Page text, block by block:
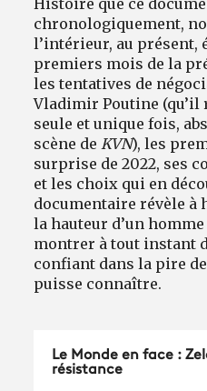
chronologiquement,
l’intérieur, au présent,
premiers mois de la
les tentatives de
Vladimir Poutine
seule et unique fois,
scène de KVN), les
surprise de 2022, ses
et les choix qui en
documentaire révèle à
la hauteur d’un
montrer à tout instant
confiant dans la pire
puisse connaître.
Le Monde en face :
résistance